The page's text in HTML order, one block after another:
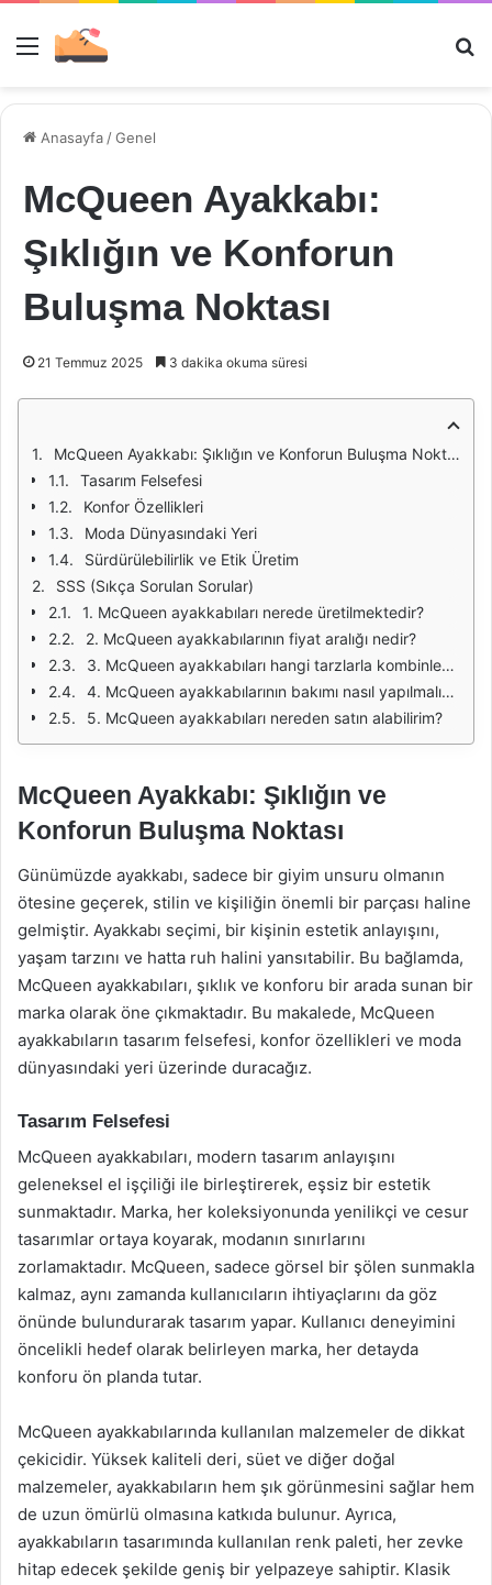
Menü
Anasayfa /Genel
McQueen Ayakkabı:
Şıklığın ve Konforun
Buluşma Noktası
21 Temmuz 2025 3 dakika okuma süresi
McQueen Ayakkabı: Şıklığın ve Konforun Buluşma Noktası
Tasarım Felsefesi
Konfor Özellikleri
Moda Dünyasındaki Yeri
Sürdürülebilirlik ve Etik Üretim
SSS (Sıkça Sorulan Sorular)
1. McQueen ayakkabıları nerede üretilmektedir?
2. McQueen ayakkabılarının fiyat aralığı nedir?
3. McQueen ayakkabıları hangi tarzlarla kombinlenebilir?
4. McQueen ayakkabılarının bakımı nasıl yapılmalıdır?
5. McQueen ayakkabıları nereden satın alabilirim?
McQueen Ayakkabı: Şıklığın ve
Konforun Buluşma Noktası
Günümüzde ayakkabı, sadece bir giyim unsuru olmanın
ötesine geçerek, stilin ve kişiliğin önemli bir parçası haline
gelmiştir. Ayakkabı seçimi, bir kişinin estetik anlayışını,
yaşam tarzını ve hatta ruh halini yansıtabilir. Bu bağlamda,
McQueen ayakkabıları, şıklık ve konforu bir arada sunan bir
marka olarak öne çıkmaktadır. Bu makalede, McQueen
ayakkabıların tasarım felsefesi, konfor özellikleri ve moda
dünyasındaki yeri üzerinde duracağız.
Tasarım Felsefesi
McQueen ayakkabıları, modern tasarım anlayışını
geleneksel el işçiliği ile birleştirerek, eşsiz bir estetik
sunmaktadır. Marka, her koleksiyonunda yenilikçi ve cesur
tasarımlar ortaya koyarak, modanın sınırlarını
zorlamaktadır. McQueen, sadece görsel bir şölen sunmakla
kalmaz, aynı zamanda kullanıcıların ihtiyaçlarını da göz
önünde bulundurarak tasarım yapar. Kullanıcı deneyimini
öncelikli hedef olarak belirleyen marka, her detayda
konforu ön planda tutar.
McQueen ayakkabılarında kullanılan malzemeler de dikkat
çekicidir. Yüksek kaliteli deri, süet ve diğer doğal
malzemeler, ayakkabıların hem şık görünmesini sağlar hem
de uzun ömürlü olmasına katkıda bulunur. Ayrıca,
ayakkabıların tasarımında kullanılan renk paleti, her zevke
hitap edecek şekilde geniş bir yelpazeye sahiptir. Klasik